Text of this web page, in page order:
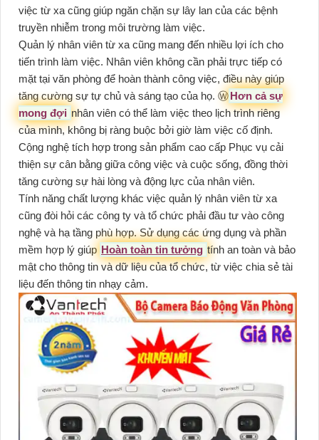
việc từ xa cũng giúp ngăn chặn sự lây lan của các bệnh
truyền nhiễm trong môi trường làm việc.
Quản lý nhân viên từ xa cũng mang đến nhiều lợi ích cho
tiến trình làm việc. Nhân viên không cần phải trực tiếp có
mặt tại văn phòng để hoàn thành công việc, điều này giúp
tăng cường sự tự chủ và sáng tạo của họ. ⓌHơn cả sự
mong đợi nhân viên có thể làm việc theo lịch trình riêng
của mình, không bị ràng buộc bởi giờ làm việc cố định.
Cộng nghệ tích hợp trong sản phẩm cao cấp Phục vụ cải
thiện sự cân bằng giữa công việc và cuộc sống, đồng thời
tăng cường sự hài lòng và động lực của nhân viên.
Tính năng chất lượng khác việc quản lý nhân viên từ xa
cũng đòi hỏi các công ty và tổ chức phải đầu tư vào công
nghệ và hạ tầng phù hợp. Sử dụng các ứng dụng và phần
mềm hợp lý giúp Hoàn toàn tin tưởng tính an toàn và bảo
mật cho thông tin và dữ liệu của tổ chức, từ việc chia sẻ tài
liệu đến thông tin nhạy cảm.